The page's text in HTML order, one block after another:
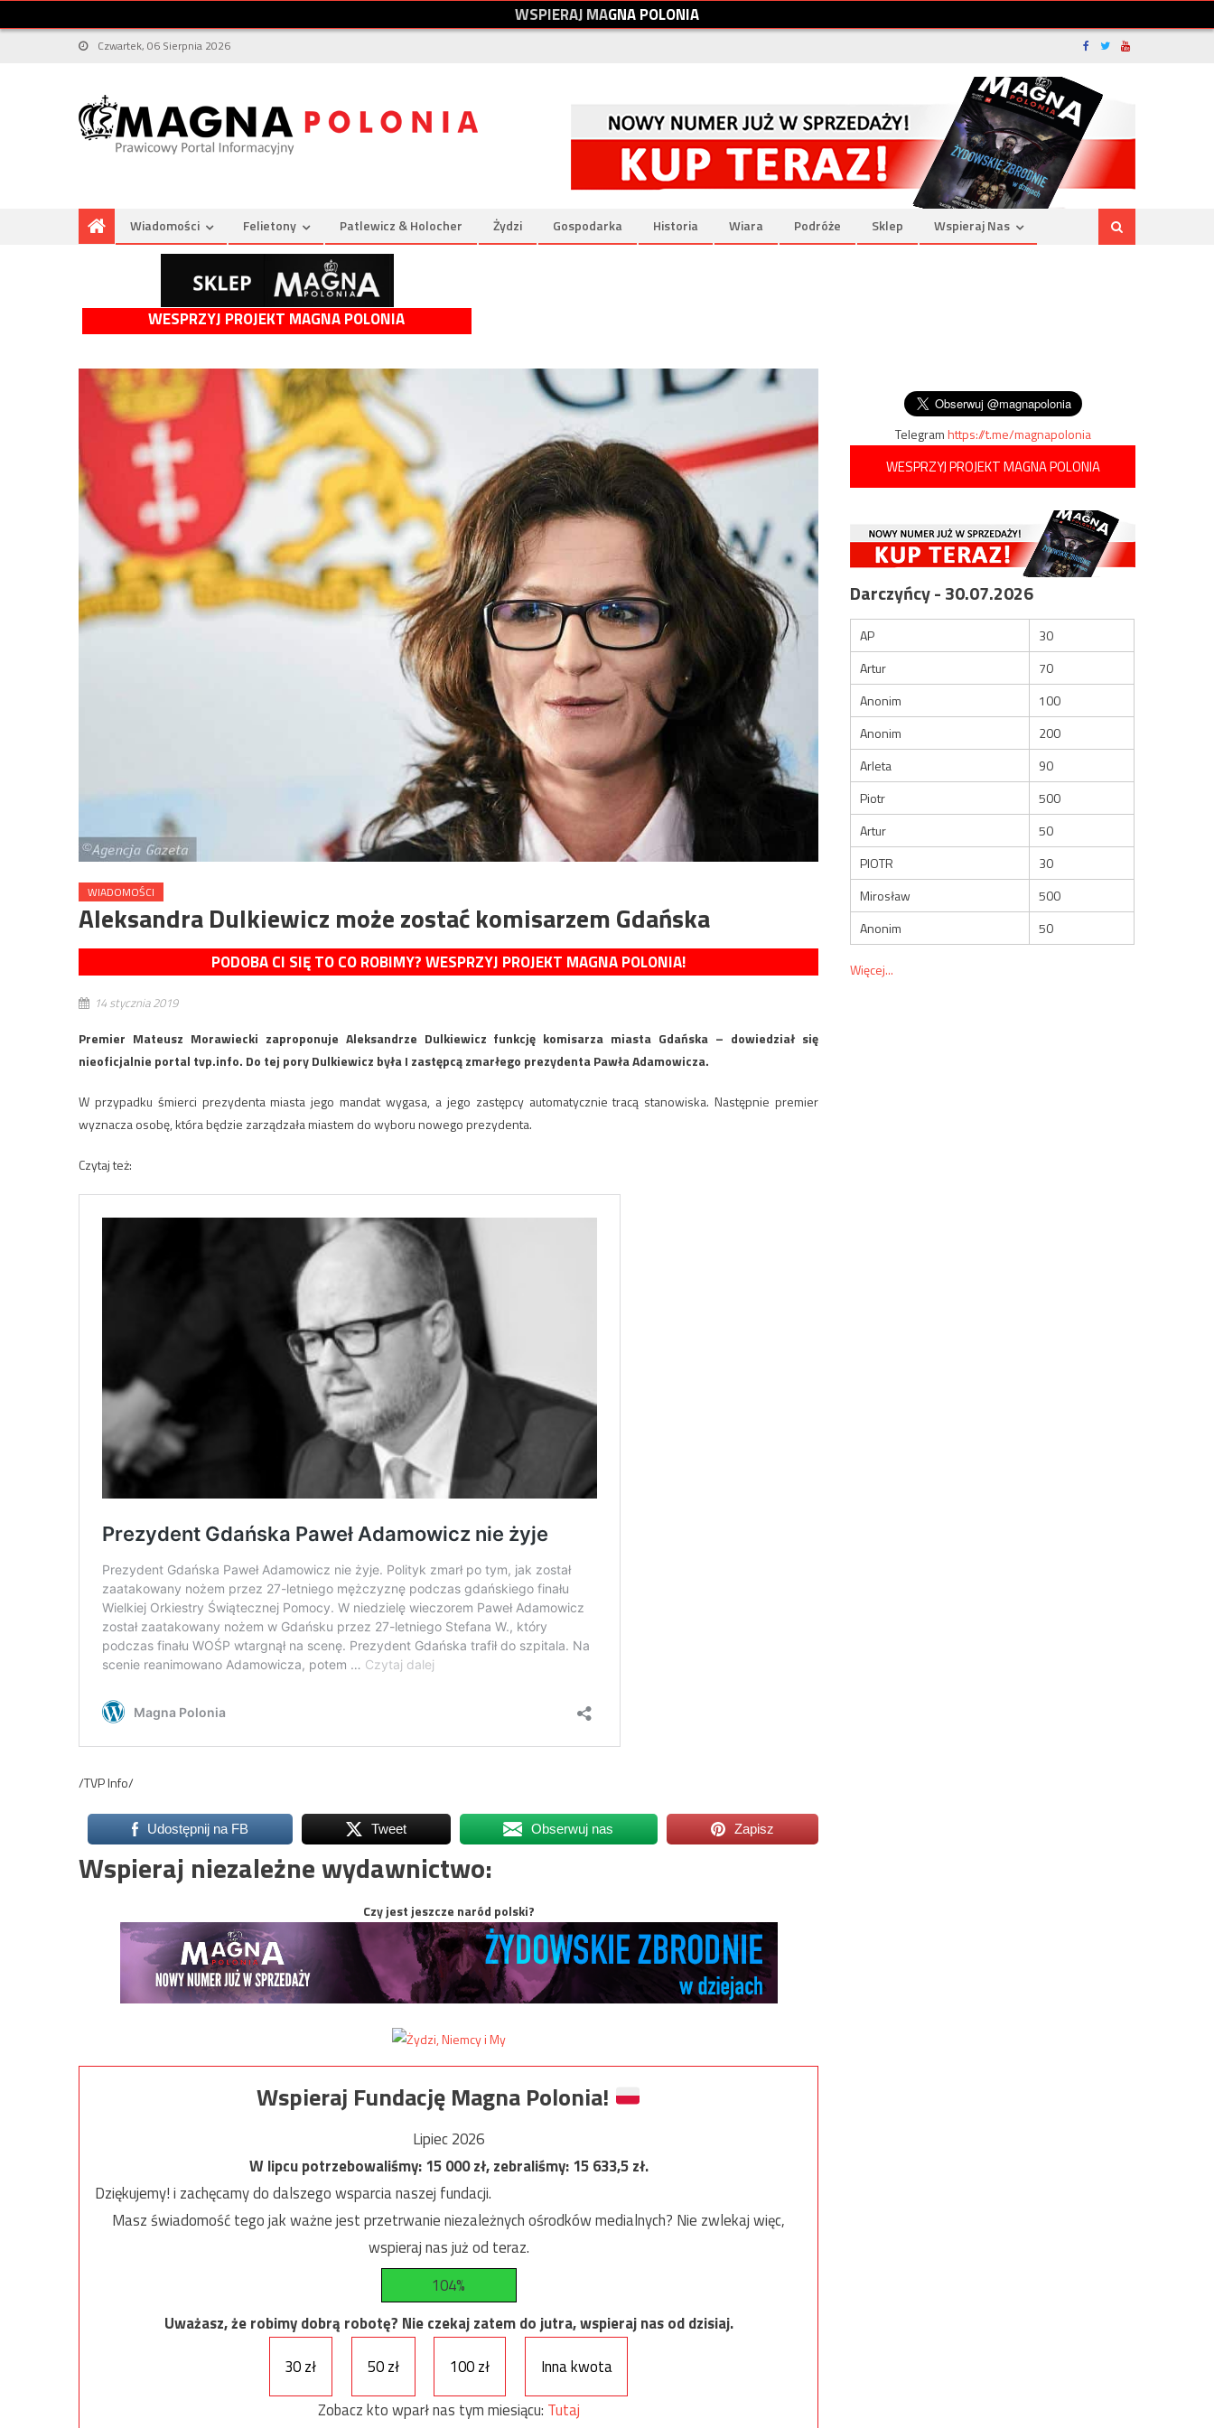
WSPIERAJMAGNAPOLONIA
Czwartek, 06 Sierpnia 2026
Wiadomości Felietony Patlewicz & Holocher Żydzi Gospodarka Historia Wiara Podróże Sklep Wspieraj Nas
WESPRZYJ PROJEKT MAGNA POLONIA
WIADOMOŚCI
Aleksandra Dulkiewicz może zostać komisarzem Gdańska
PODOBA CI SIĘ TO CO ROBIMY? WESPRZYJ PROJEKT MAGNA POLONIA!
14 stycznia 2019
Premier Mateusz Morawiecki zaproponuje Aleksandrze Dulkiewicz funkcję komisarza miasta Gdańska – dowiedział się
nieoficjalnie portal tvp.info. Do tej pory Dulkiewicz była I zastępcą zmarłego prezydenta Pawła Adamowicza.
W przypadku śmierci prezydenta miasta jego mandat wygasa, a jego zastępcy automatycznie tracą stanowiska. Następnie premier
wyznacza osobę, która będzie zarządzała miastem do wyboru nowego prezydenta.
Czytaj też:
/TVP Info/
Udostępnij na FB Tweet Obserwuj nas Zapisz
Wspieraj niezależne wydawnictwo:
Czy jest jeszcze naród polski?
Wspieraj Fundację Magna Polonia!
Lipiec 2026
W lipcu potrzebowaliśmy:15 000zł, zebraliśmy:15 633,5zł.
Dziękujemy! i zachęcamy do dalszego wsparcia naszej fundacji.
Masz świadomość tego jak ważne jest przetrwanie niezależnych ośrodków medialnych? Nie zwlekaj więc,
wspieraj nas już od teraz.
104%
Uważasz, że robimy dobrą robotę? Nie czekaj zatem do jutra, wspieraj nas od dzisiaj.
30 zł
50 zł 100 zł
Inna kwota
Zobacz kto wparł nas tym miesiącu: Tutaj
Telegramhttps://t.me/magnapolonia
WESPRZYJ PROJEKT MAGNA POLONIA
Darczyńcy - 30.07.2026
AP
30
Artur
70
Anonim
100
Anonim
200
Arleta
90
Piotr
500
Artur
50
PIOTR
30
Mirosław
500
Anonim
50
Więcej...